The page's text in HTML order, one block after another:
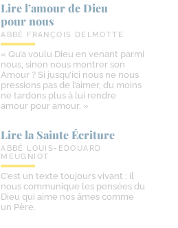
Lire l’amour de Dieu
pour nous
ABBÉ FRANÇOIS DELMOTTE
« Qu’a voulu Dieu en venant parmi
nous, sinon nous montrer son
Amour ? Si jusqu’ici nous ne nous
pressions pas de l’aimer, du moins
ne tardons plus à lui rendre
amour pour amour. »
Lire la Sainte Écriture
ABBÉ LOUIS-EDOUARD
MEUGNIOT
C’est un texte toujours vivant ; il
nous communique les pensées du
Dieu qui aime nos âmes comme
un Père.